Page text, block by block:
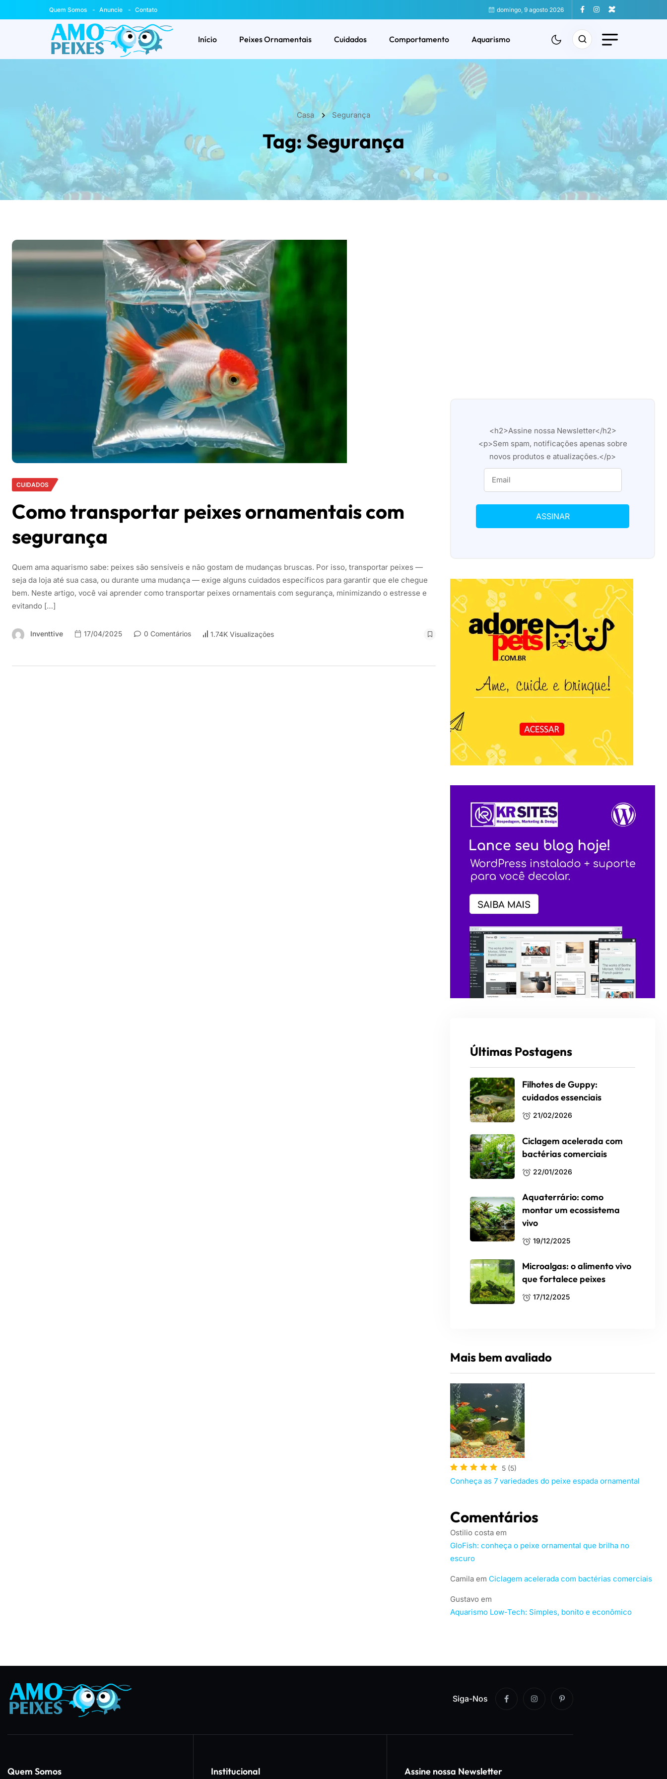
Quem Somos Anuncie Contato domingo, 9 agosto 2026
Início Peixes Ornamentais Cuidados Comportamento Aquarismo
Casa Segurança
Tag:Segurança
CUIDADOS
Como transportar peixes ornamentais com
segurança
Quem ama aquarismo sabe: peixes são sensíveis e não gostam de mudanças bruscas. Por isso, transportar peixes —
seja da loja até sua casa, ou durante uma mudança — exige alguns cuidados específicos para garantir que ele chegue
bem. Neste artigo, você vai aprender como transportar peixes ornamentais com segurança, minimizando o estresse e
evitando […]
Inventtive 17/04/2025 0 Comentários 1.74K Visualizações
<h2>Assine nossa Newsletter</h2>
<p>Sem spam, notificações apenas sobre
novos produtos e atualizações.</p>
ASSINAR
Últimas Postagens
Filhotes de Guppy:
cuidados essenciais
21/02/2026
Ciclagem acelerada com
bactérias comerciais
22/01/2026
Aquaterrário: como
montar um ecossistema
vivo
19/12/2025
Microalgas: o alimento vivo
que fortalece peixes
17/12/2025
Mais bem avaliado
5 (5)
Conheça as 7 variedades do peixe espada ornamental
Comentários
Ostilio costa em
GloFish: conheça o peixe ornamental que brilha no
escuro
Camila em Ciclagem acelerada com bactérias comerciais
Gustavo em
Aquarismo Low-Tech: Simples, bonito e econômico
Siga-Nos
Quem Somos Institucional Assine nossa Newsletter